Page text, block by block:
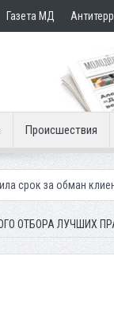
Газета МД
Происшествия
клиентов
ОТБОРА ЛУЧШИХ